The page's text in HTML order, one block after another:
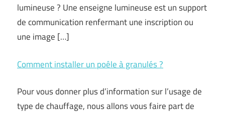
lumineuse ? Une enseigne lumineuse est un support
de communication renfermant une inscription ou
une image […]
Comment installer un poêle à granulés ?
Pour vous donner plus d’information sur l’usage de
type de chauffage, nous allons vous faire part de